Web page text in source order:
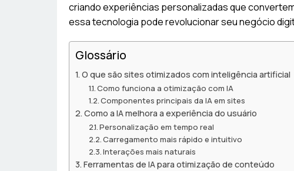
criando experiências personalizadas que
essa tecnologia pode revolucionar seu negócio
Glossário
O que são sites otimizados com inteligência artificial
Como funciona a otimização com IA
Componentes principais da IA em sites
Como a IA melhora a experiência do usuário
Personalização em tempo real
Carregamento mais rápido e intuitivo
Interações mais naturais
Ferramentas de IA para otimização de conteúdo